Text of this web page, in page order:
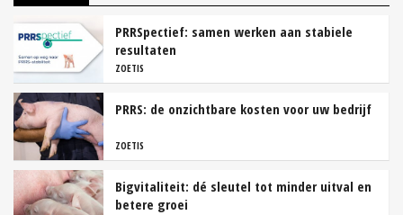
PRRSpectief: samen werken aan stabiele
resultaten
ZOETIS
PRRS: de onzichtbare kosten voor uw bedrijf
ZOETIS
Bigvitaliteit: dé sleutel tot minder uitval en
betere groei